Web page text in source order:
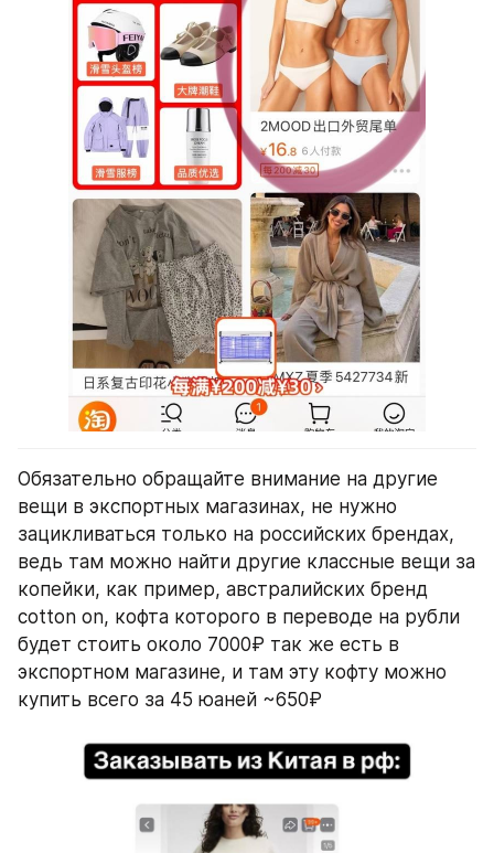
Обязательно обращайте внимание на другие
вещи в экспортных магазинах, не нужно
зацикливаться только на российских брендах,
ведь там можно найти другие классные вещи за
копейки, как пример, австралийских бренд
cotton on, кофта которого в переводе на рубли
будет стоить около 7000₽ так же есть в
экспортном магазине, и там эту кофту можно
купить всего за 45 юаней ~650₽